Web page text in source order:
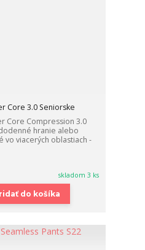
Core 3.0 Seniorske
Core Compression 3.0
hranie alebo
vo viacerých oblastiach -
skladom 3 ks
do košíka